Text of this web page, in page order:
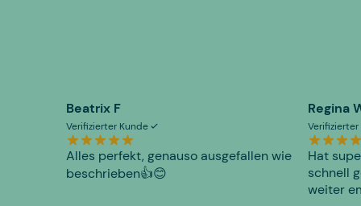
Beatrix F
Verifizierter Kunde
Alles perfekt, genauso ausgefallen wie
beschrieben👍😊
Regina
Hat
schnell
weiter